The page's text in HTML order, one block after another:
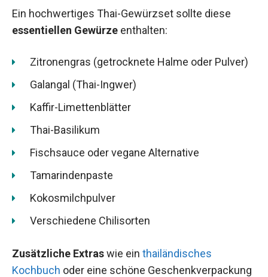
Ein hochwertiges Thai-Gewürzset sollte diese
essentiellen Gewürze enthalten:
Zitronengras (getrocknete Halme oder Pulver)
Galangal (Thai-Ingwer)
Kaffir-Limettenblätter
Thai-Basilikum
Fischsauce oder vegane Alternative
Tamarindenpaste
Kokosmilchpulver
Verschiedene Chilisorten
Zusätzliche Extraswie ein thailändisches
Kochbuch oder eine schöne Geschenkverpackung